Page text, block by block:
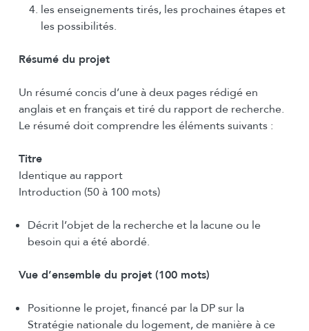
les enseignements tirés, les prochaines étapes et
les possibilités.
Résumé du projet
Un résumé concis d’une à deux pages rédigé en
anglais et en français et tiré du rapport de recherche.
Le résumé doit comprendre les éléments suivants :
Titre
Identique au rapport
Introduction (50 à 100 mots)
Décrit l’objet de la recherche et la lacune ou le
besoin qui a été abordé.
Vue d’ensemble du projet (100 mots)
Positionne le projet, financé par la DP sur la
Stratégie nationale du logement, de manière à ce